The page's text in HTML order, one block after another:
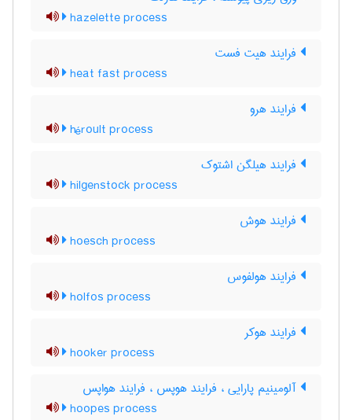
hazelette process
فرایند هیت فست
heat fast process
فرایند هرو
héroult process
فرایند هیلگن اشتوک
hilgenstock process
فرایند هوش
hoesch process
فرایند هولفوس
holfos process
فرایند هوکر
hooker process
آلومینیم پارایی ، فرایند هوپس ، فرایند هواپس
hoopes process